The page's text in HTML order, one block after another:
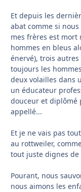
Et depuis les
abat comme si
mes frères est mort
hommes en bleus
énervé), trois
toujours les
deux volailles dans
un éducateur
douceur et diplômé
appellé...
Et je ne vais pas
au rottweiler,
tout juste dignes
Pourant, nous
nous aimons les